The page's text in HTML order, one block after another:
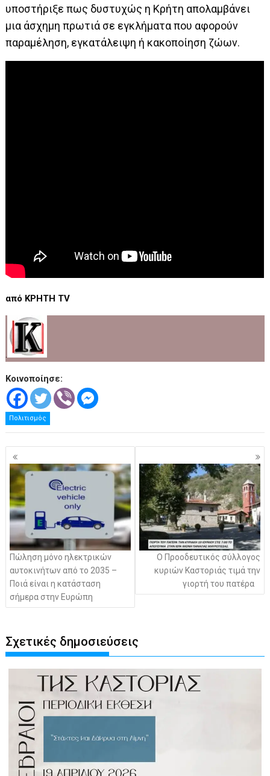
υποστήριξε πως δυστυχώς η Κρήτη απολαμβάνει
μια άσχημη πρωτιά σε εγκλήματα που αφορούν
παραμέληση, εγκατάλειψη ή κακοποίηση ζώων.
από ΚΡΗΤΗ TV
.
Κοινοποίησε:
Πολιτισμός
Πλοήγηση
άρθρων
Πώληση μόνο ηλεκτρικών
αυτοκινήτων από το 2035 –
Ποιά είναι η κατάσταση
σήμερα στην Ευρώπη
Ο Προοδευτικός σύλλογος
κυριών Καστοριάς τιμά την
γιορτή του πατέρα
Σχετικές δημοσιεύσεις